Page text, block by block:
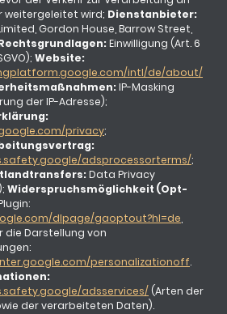
weitergeleitet wird; Dienstanbieter:
Gordon House, Barrow Street,
Einwilligung (Art. 6
Website:
intl/de/about/
IP-Masking
der IP-Adresse);
privacy;
adsprocessorterms/;
Data Privacy
Widerspruchsmöglichkeit (Opt-
dlpage/gaoptout?hl=de
die Darstellung von
personalizationoff.
adsservices/(Arten der
der verarbeiteten Daten).